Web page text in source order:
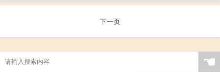
下一页
☚